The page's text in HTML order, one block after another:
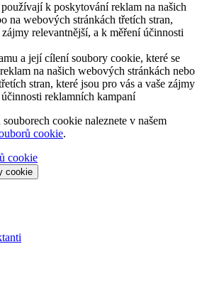
k poskytování reklam na našich
na webových stránkách třetích stran,
relevantnější, a k měření účinnosti
a její cílenísoubory cookie, které se
na našich webových stránkách nebo
stran, které jsou pro vás a vaše zájmy
reklamních kampaní
cookie naleznete v našem
cookie.
cookie
cookie